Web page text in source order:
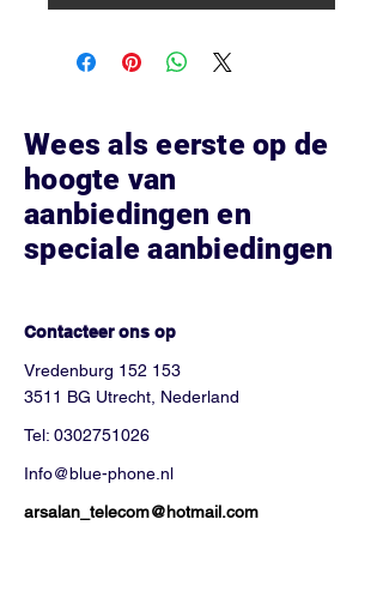
Wees als eerste op de
hoogte van
aanbiedingen en
speciale aanbiedingen
Contacteer ons op
Vredenburg 152 153
3511 BG Utrecht, Nederland
Tel: 0302751026
Info@blue-phone.nl
arsalan_telecom@hotmail.com